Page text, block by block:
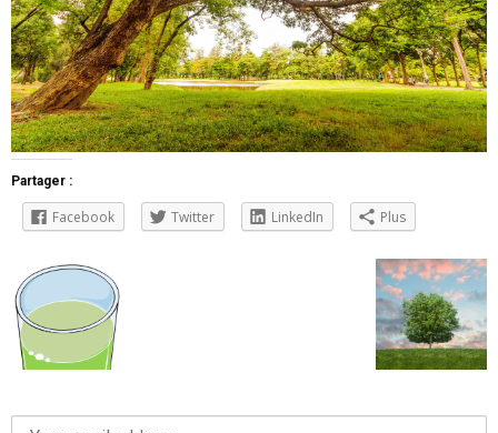
Partager :
Facebook Twitter LinkedIn Plus